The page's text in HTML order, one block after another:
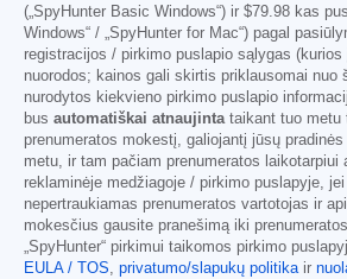
(„SpyHunter Basic Windows“) ir $79.98 kas
Windows“ / „SpyHunter for Mac“) pagal
registracijos / pirkimo puslapio sąlygas
nuorodos; kainos gali skirtis priklausomai nuo
nurodytos kiekvieno pirkimo puslapio
bus automatiškai atnaujinta taikant tuo metu
prenumeratos mokestį, galiojantį jūsų
metu, ir tam pačiam prenumeratos laikotarpiui
reklaminėje medžiagoje / pirkimo puslapyje, jei
nepertraukiamas prenumeratos vartotojas ir
mokesčius gausite pranešimą iki
„SpyHunter“ pirkimui taikomos pirkimo
EULA / TOS
privatumo/slapukų politika ir